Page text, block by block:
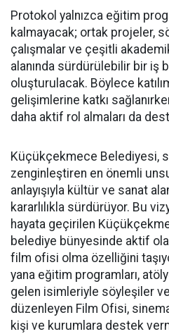
Protokol yalnızca eğitim
kalmayacak; ortak projeler,
çalışmalar ve çeşitli
alanında sürdürülebilir bir iş
oluşturulacak. Böylece
gelişimlerine katkı
daha aktif rol almaları da
Küçükçekmece Belediyesi,
zenginleştiren en önemli
anlayışıyla kültür ve sanat
kararlılıkla sürdürüyor. Bu
hayata geçirilen
belediye bünyesinde aktif
film ofisi olma özelliğini
yana eğitim programları,
gelen isimleriyle söyleşiler
düzenleyen Film Ofisi,
kişi ve kurumlara destek